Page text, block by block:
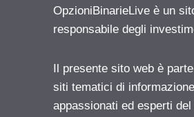
OpzioniBinarieLive è un
responsabile degli
Il presente sito web è
siti tematici di
appassionati ed esperti